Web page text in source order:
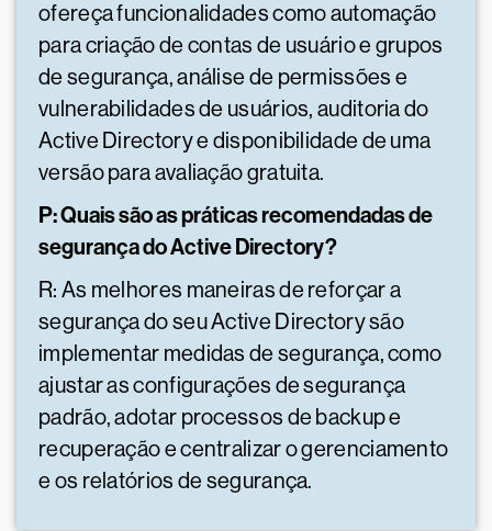
ofereça funcionalidades como automação
para criação de contas de usuário e grupos
de segurança, análise de permissões e
vulnerabilidades de usuários, auditoria do
Active Directory e disponibilidade de uma
versão para avaliação gratuita.
P: Quais são as práticas recomendadas de
segurança do Active Directory?
R: As melhores maneiras de reforçar a
segurança do seu Active Directory são
implementar medidas de segurança, como
ajustar as configurações de segurança
padrão, adotar processos de backup e
recuperação e centralizar o gerenciamento
e os relatórios de segurança.